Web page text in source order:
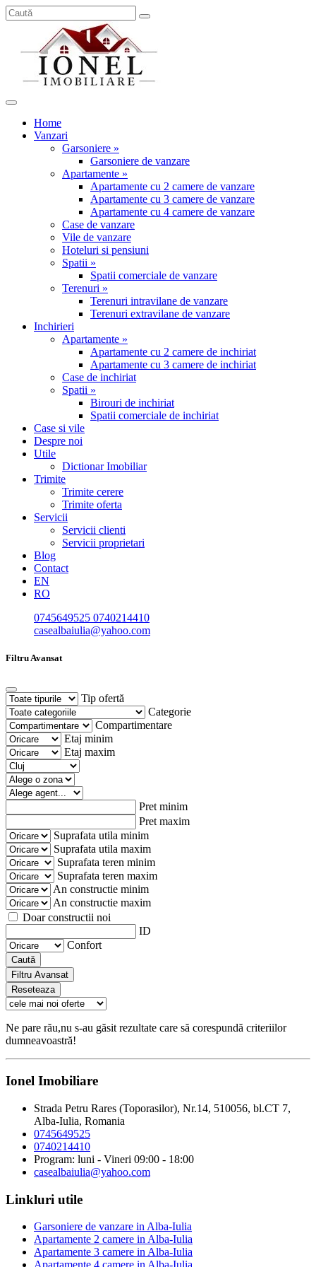
Home
Vanzari
Garsoniere »
Garsoniere de vanzare
Apartamente »
Apartamente cu 2 camere de vanzare
Apartamente cu 3 camere de vanzare
Apartamente cu 4 camere de vanzare
Case de vanzare
Vile de vanzare
Hoteluri si pensiuni
Spatii »
Spatii comerciale de vanzare
Terenuri »
Terenuri intravilane de vanzare
Terenuri extravilane de vanzare
Inchirieri
Apartamente »
Apartamente cu 2 camere de inchiriat
Apartamente cu 3 camere de inchiriat
Case de inchiriat
Spatii »
Birouri de inchiriat
Spatii comerciale de inchiriat
Case si vile
Despre noi
Utile
Dictionar Imobiliar
Trimite
Trimite cerere
Trimite oferta
Servicii
Servicii clienti
Servicii proprietari
Blog
Contact
EN
RO
0745649525 0740214410
casealbaiulia@yahoo.com
Filtru Avansat
Tip ofertă
Categorie
Compartimentare
Etaj minim
Etaj maxim
Pret minim
Pret maxim
Suprafata utila minim
Suprafata utila maxim
Suprafata teren minim
Suprafata teren maxim
An constructie minim
An constructie maxim
Doar constructii noi
ID
Confort
Caută
Filtru Avansat
Reseteaza
Ne pare rău,nu s-au găsit rezultate care să corespundă criteriilor
dumneavoastră!
Ionel Imobiliare
Strada Petru Rares (Toporasilor), Nr.14, 510056, bl.CT 7,
Alba-Iulia, Romania
0745649525
0740214410
Program: luni - Vineri 09:00 - 18:00
casealbaiulia@yahoo.com
Linkluri utile
Garsoniere de vanzare in Alba-Iulia
Apartamente 2 camere in Alba-Iulia
Apartamente 3 camere in Alba-Iulia